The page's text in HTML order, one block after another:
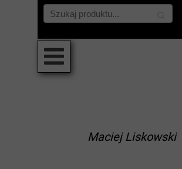
Maciej Liskowski